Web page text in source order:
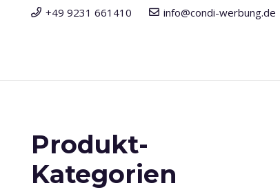
+49 9231 661410 info@condi-werbung.de
Produkt-
Kategorien